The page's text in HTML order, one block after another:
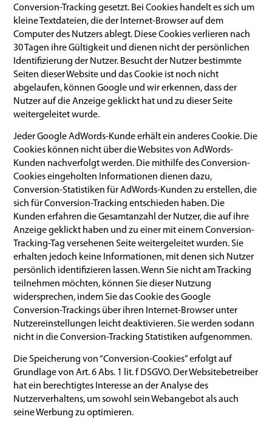
Conversion-Tracking gesetzt. Bei Cookies handelt es sich um
kleine Textdateien, die der Internet-Browser auf dem
Computer des Nutzers ablegt. Diese Cookies verlieren nach
30 Tagen ihre Gültigkeit und dienen nicht der persönlichen
Identifizierung der Nutzer. Besucht der Nutzer bestimmte
Seiten dieser Website und das Cookie ist noch nicht
abgelaufen, können Google und wir erkennen, dass der
Nutzer auf die Anzeige geklickt hat und zu dieser Seite
weitergeleitet wurde.
Jeder Google AdWords-Kunde erhält ein anderes Cookie. Die
Cookies können nicht über die Websites von AdWords-
Kunden nachverfolgt werden. Die mithilfe des Conversion-
Cookies eingeholten Informationen dienen dazu,
Conversion-Statistiken für AdWords-Kunden zu erstellen, die
sich für Conversion-Tracking entschieden haben. Die
Kunden erfahren die Gesamtanzahl der Nutzer, die auf ihre
Anzeige geklickt haben und zu einer mit einem Conversion-
Tracking-Tag versehenen Seite weitergeleitet wurden. Sie
erhalten jedoch keine Informationen, mit denen sich Nutzer
persönlich identifizieren lassen. Wenn Sie nicht am Tracking
teilnehmen möchten, können Sie dieser Nutzung
widersprechen, indem Sie das Cookie des Google
Conversion-Trackings über ihren Internet-Browser unter
Nutzereinstellungen leicht deaktivieren. Sie werden sodann
nicht in die Conversion-Tracking Statistiken aufgenommen.
Die Speicherung von “Conversion-Cookies” erfolgt auf
Grundlage von Art. 6 Abs. 1 lit. f DSGVO. Der Websitebetreiber
hat ein berechtigtes Interesse an der Analyse des
Nutzerverhaltens, um sowohl sein Webangebot als auch
seine Werbung zu optimieren.